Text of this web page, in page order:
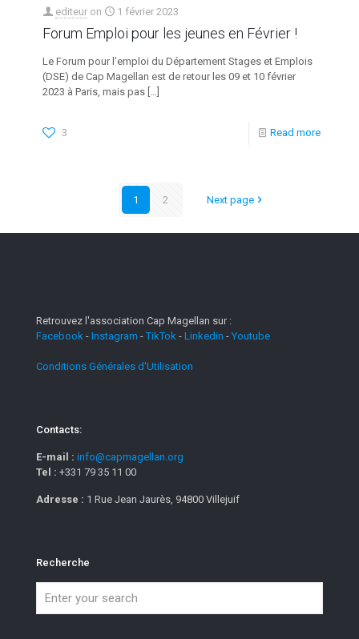
editeur on 1 février 2023
Forum Emploi pour les jeunes en Février !
Le Forum pour l’emploi du Département Stages et Emplois
(DSE) de Cap Magellan est de retour les 09 et 10 février
2023 à Paris, mais pas
3 Read more
1 2 Next page
Retrouvez l'association Cap Magellan sur :
Facebook - Instagram -TikTok - Linkedin - Youtube
Conditions Générales d'Utilisation
Contacts:
E-mail : info@capmagellan.org
Tel : +331 79 35 11 00
Adresse : 1 Rue Jean Jaurès, 94800 Villejuif
Recherche